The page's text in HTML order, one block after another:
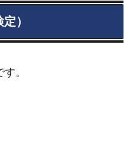
）
。